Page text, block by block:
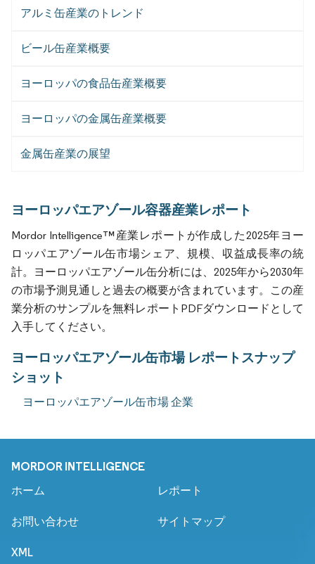
アルミ缶産業のトレンド
ビール缶産業概要
ヨーロッパの食品缶産業概要
ヨーロッパの金属缶産業概要
金属缶産業の展望
ヨーロッパエアゾール容器産業レポート
Mordor Intelligence™産業レポートが作成した2025年ヨー
ロッパエアゾール缶市場シェア、規模、収益成長率の統
計。ヨーロッパエアゾール缶分析には、2025年から2030年
の市場予測見通しと過去の概要が含まれています。この産
業分析のサンプルを無料レポートPDFダウンロードとして
入手してください。
ヨーロッパエアゾール缶市場 レポートスナップ
ショット
ヨーロッパエアゾール缶市場 企業
MORDOR INTELLIGENCE
ホーム レポート
お問い合わせ サイトマップ
XML